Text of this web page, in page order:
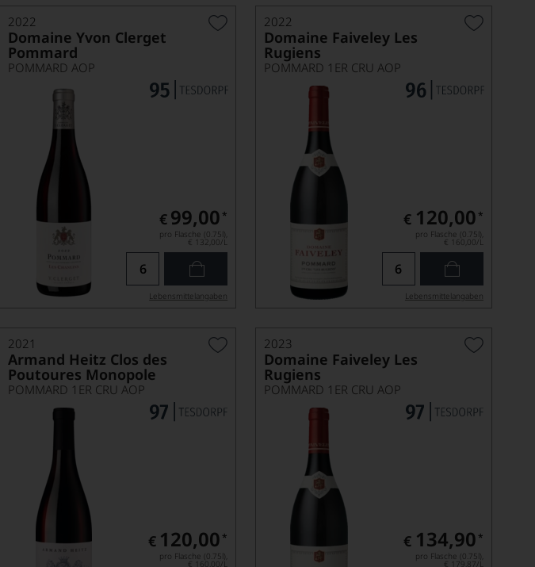
2022
Domaine Yvon Clerget
Pommard
POMMARD AOP
€ 99,00 *
pro Flasche (0.75l),
€ 132,00/L
Lebensmittel­angaben
2022
Domaine Faiveley Les
Rugiens
POMMARD 1ER CRU AOP
€ 120,00 *
pro Flasche (0.75l),
€ 160,00/L
Lebensmittel­angaben
2021
Armand Heitz Clos des
Poutoures Monopole
POMMARD 1ER CRU AOP
€ 120,00 *
pro Flasche (0.75l),
€ 160,00/L
2023
Domaine Faiveley Les
Rugiens
POMMARD 1ER CRU AOP
€ 134,90 *
pro Flasche (0.75l),
€ 179,87/L